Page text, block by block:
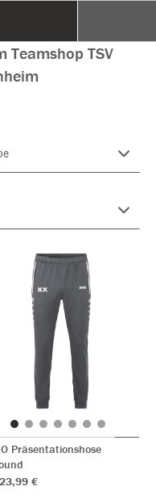
Teamshop TSV
Präsentationshose
€